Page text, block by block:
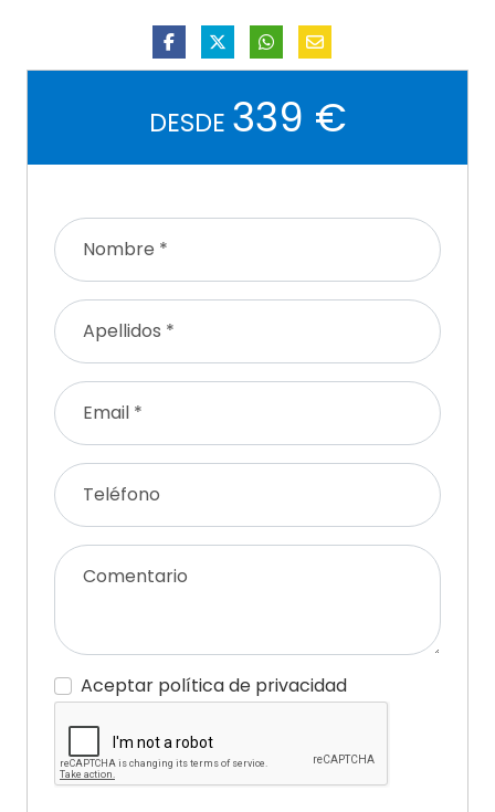
DESDE 339 €
Nombre *
Apellidos *
Email *
Teléfono
Comentario
Aceptar política de privacidad